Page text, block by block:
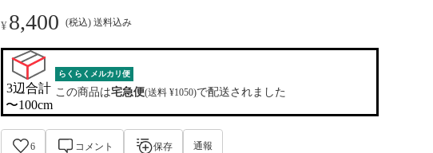
¥ 8,400 (税込) 送料込み
3辺合計
〜100cm
らくらくメルカリ便
この商品は宅急便(送料 ¥1050)で配送されました
6 コメント 保存 通報